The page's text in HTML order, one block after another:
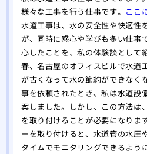
様々な工事を行う仕事です。 ここ
水道工事は、水の安全性や快適性
が、同時に感心や学びも多い仕事
心したことを、私の体験談として
春、名古屋のオフィスビルで水道
が古くなって水の節約ができなく
事を依頼されたとき、私は水道設
案しました。しかし、この方法は
を取り付けることが必要になりま
ーを取り付けると、水道管の水圧
タイムでモニタリングできるよう